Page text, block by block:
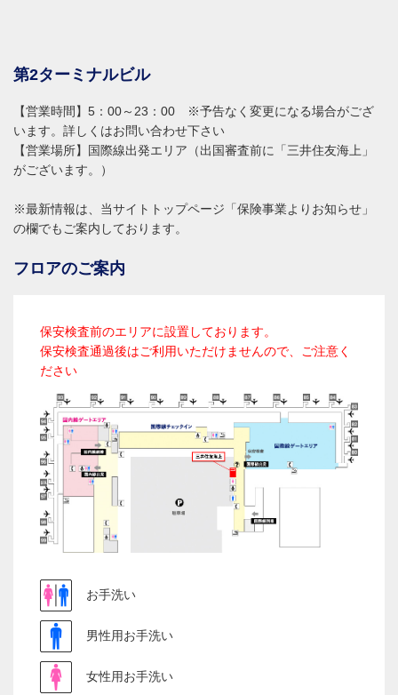
第2ターミナルビル
【営業時間】5：00～23：00 ※予告なく変更になる場合がござ
います。詳しくはお問い合わせ下さい
【営業場所】国際線出発エリア（出国審査前に「三井住友海上」
がございます。）
※最新情報は、当サイトトップページ「保険事業よりお知らせ」
の欄でもご案内しております。
フロアのご案内
保安検査前のエリアに設置しております。
保安検査通過後はご利用いただけませんので、ご注意く
ださい
お手洗い
男性用お手洗い
女性用お手洗い